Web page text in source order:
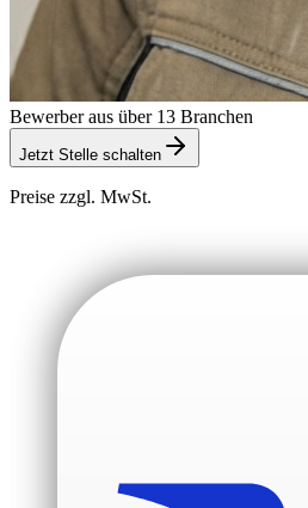
Bewerber aus über 13 Branchen
Jetzt Stelle schalten
Preise zzgl. MwSt.